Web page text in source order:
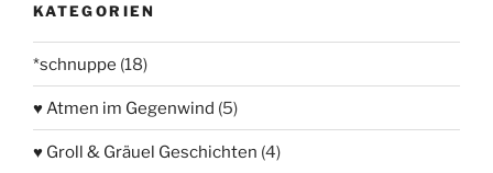
KATEGORIEN
*schnuppe (18)
♥ Atmen im Gegenwind (5)
♥ Groll & Gräuel Geschichten (4)